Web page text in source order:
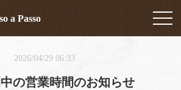
a Passo
2026/04/29 06:33
の営業時間のお知らせ